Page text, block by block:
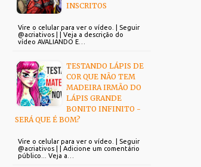
INSCRITOS
Vire o celular para ver o vídeo. | Seguir
@acriativos | | Veja a descrição do
vídeo AVALIANDO E…
TESTANDO LÁPIS DE
COR QUE NÃO TEM
MADEIRA IRMÃO DO
LÁPIS GRANDE
BONITO INFINITO -
SERÁ QUE É BOM?
Vire o celular para ver o vídeo. | Seguir
@acriativos | | Adicione um comentário
público... Veja a…